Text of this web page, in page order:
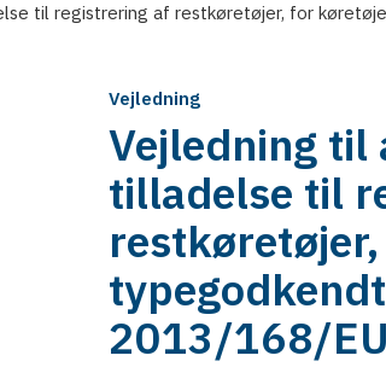
til registrering af restkøretøjer, for
Vejledning
Vejledning til
tilladelse til
2013/168/EU